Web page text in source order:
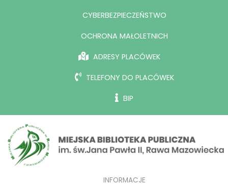
CYBERBEZPIECZEŃSTWO
OCHRONA MAŁOLETNICH
ADRESY PLACÓWEK
TELEFONY DO PLACÓWEK
BIP
INFORMACJE